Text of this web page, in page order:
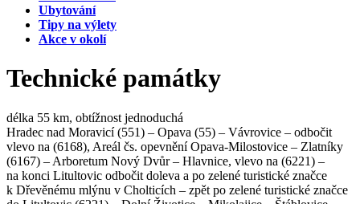
Ubytování
Tipy na výlety
Akce v okolí
Technické památky
délka 55 km, obtížnost jednoduchá
Hradec nad Moravicí (551) – Opava (55) – Vávrovice – odbočit
vlevo na (6168), Areál čs. opevnění Opava-Milostovice – Zlatníky
(6167) – Arboretum Nový Dvůr – Hlavnice, vlevo na (6221) –
na konci Litultovic odbočit doleva a po zelené turistické značce
k Dřevěnému mlýnu v Cholticích – zpět po zelené turistické značce